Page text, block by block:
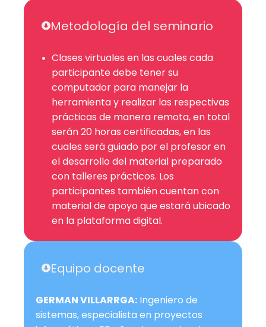
Metodología del seminario
Clases virtuales en las cuales cada
participante debe tener su
computador para manejar la
herramienta y realizar las respectivas
prácticas de manera remota, en total
serán 20 horas certificadas, en las
cuales será guiado por el profesor en
el desarrollo del material preparado
con talleres prácticos. Los
participantes también cuentan con
material de apoyo que estará ubicado
en la plataforma digital.
Equipo docente
GERMAN VILLARRGA: Ingeniero de
sistemas, especialista en proyectos